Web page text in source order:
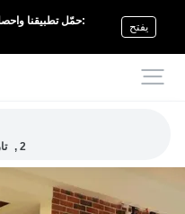
حمّل تطبيقنا
يفتح
, 2